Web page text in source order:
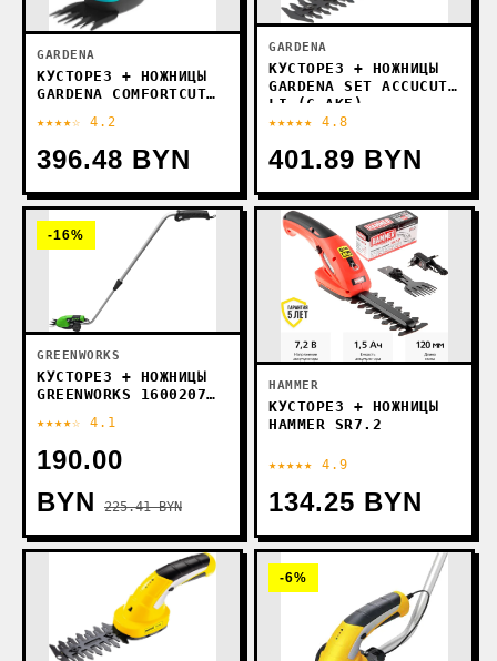
GARDENA
КУСТОРЕЗ + НОЖНИЦЫ
GARDENA COMFORTCUT
★★★★☆ 4.2
396.48 BYN
GARDENA
КУСТОРЕЗ + НОЖНИЦЫ
GARDENA SET ACCUCUT
LI (С АКБ)
★★★★★ 4.8
401.89 BYN
-16%
GREENWORKS
КУСТОРЕЗ + НОЖНИЦЫ
GREENWORKS 1600207
★★★★☆ 4.1
190.00
BYN
225.41 BYN
HAMMER
КУСТОРЕЗ + НОЖНИЦЫ
HAMMER SR7.2
★★★★★ 4.9
134.25 BYN
-6%